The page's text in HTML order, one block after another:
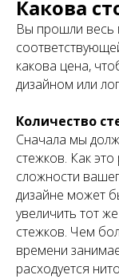
Какова
Вы прошли весь
какова цена,
дизайном или
Количество
Сначала мы
стежков. Как
сложности
дизайне может
увеличить тот
стежков. Чем
времени
расходуется